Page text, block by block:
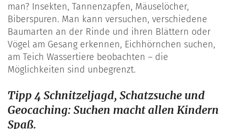
man? Insekten, Tannenzapfen, Mäuselöcher,
Biberspuren. Man kann versuchen, verschiedene
Baumarten an der Rinde und ihren Blättern oder
Vögel am Gesang erkennen, Eichhörnchen suchen,
am Teich Wassertiere beobachten – die
Möglichkeiten sind unbegrenzt.
Tipp 4 Schnitzeljagd, Schatzsuche und
Geocaching: Suchen macht allen Kindern
Spaß.